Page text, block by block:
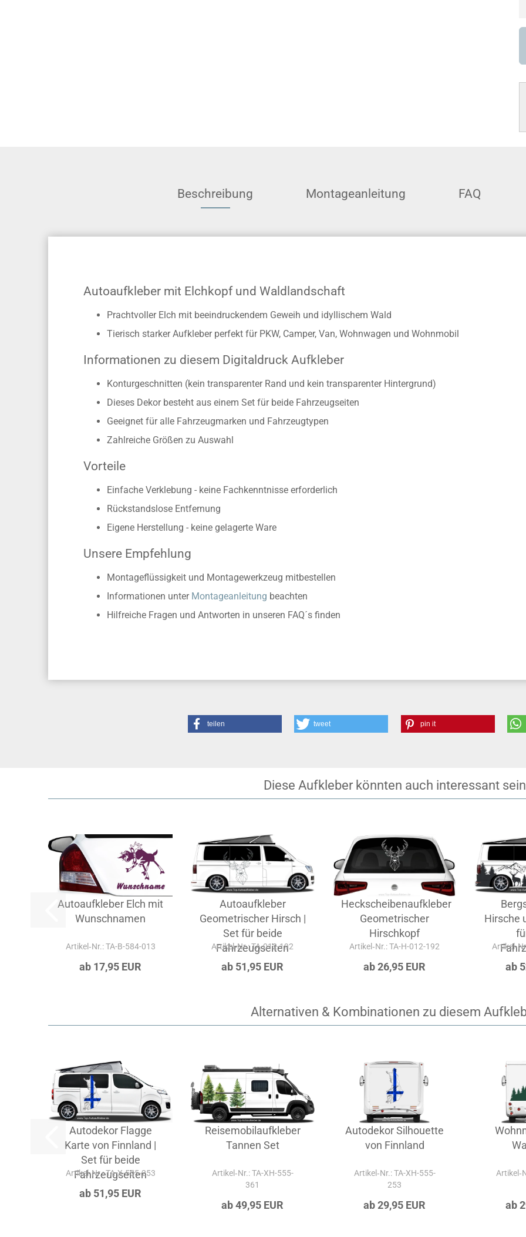
Beschreibung Montageanleitung FAQ
Autoaufkleber mit Elchkopf und Waldlandschaft
Prachtvoller Elch mit beeindruckendem Geweih und idyllischem Wald
Tierisch starker Aufkleber perfekt für PKW, Camper, Van, Wohnwagen und Wohnmobil
Informationen zu diesem Digitaldruck Aufkleber
Konturgeschnitten (kein transparenter Rand und kein transparenter Hintergrund)
Dieses Dekor besteht aus einem Set für beide Fahrzeugseiten
Geeignet für alle Fahrzeugmarken und Fahrzeugtypen
Zahlreiche Größen zu Auswahl
Vorteile
Einfache Verklebung - keine Fachkenntnisse erforderlich
Rückstandslose Entfernung
Eigene Herstellung - keine gelagerte Ware
Unsere Empfehlung
Montageflüssigkeit und Montagewerkzeug mitbestellen
Informationen unter Montageanleitung beachten
Hilfreiche Fragen und Antworten in unseren FAQ´s finden
teilen tweet pin it
Diese Aufkleber könnten auch interessant sein
Autoaufkleber Elch mit
Wunschnamen
Artikel‑Nr.: TA-B-584-013
ab 17,95 EUR
Autoaufkleber
Geometrischer Hirsch |
Set für beide
Fahrzeugseiten
Artikel‑Nr.: TA-012-192
ab 51,95 EUR
Heckscheibenaufkleber
Geometrischer
Hirschkopf
Artikel‑Nr.: TA-H-012-192
ab 26,95 EUR
Hirsche
ab
Alternativen & Kombinationen zu diesem
Autodekor Flagge
Karte von Finnland |
Set für beide
Fahrzeugseiten
Artikel‑Nr.: TA-X-555-253
ab 51,95 EUR
Reisemobilaufkleber
Tannen Set
Artikel‑Nr.: TA-XH-555-
361
ab 49,95 EUR
Autodekor Silhouette
von Finnland
Artikel‑Nr.: TA-XH-555-
253
ab 29,95 EUR ab